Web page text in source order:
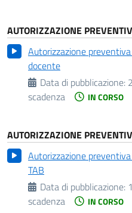
AUTORIZZAZIONE
Autorizzazione
docente
Data di pubblicazione:
scadenza
IN CORSO
AUTORIZZAZIONE
Autorizzazione
TAB
Data di pubblicazione:
scadenza
IN CORSO